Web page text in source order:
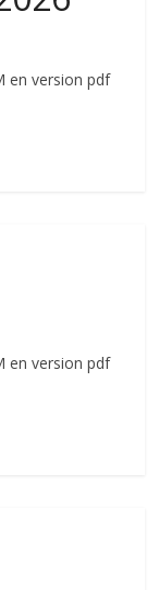
en version pdf
en version pdf